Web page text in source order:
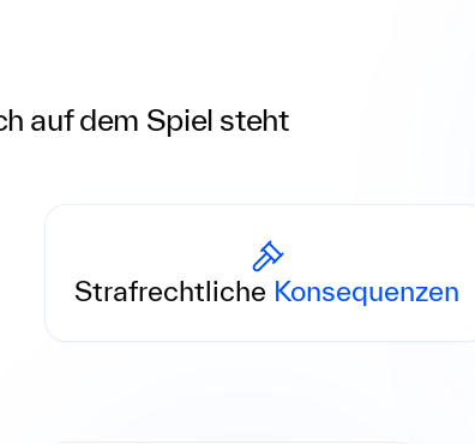
auf dem Spiel steht
Strafrechtliche Konsequenzen
Freiheitsstrafen bis zu 10 Jahren bei
schwerwiegender Non-Compliance.